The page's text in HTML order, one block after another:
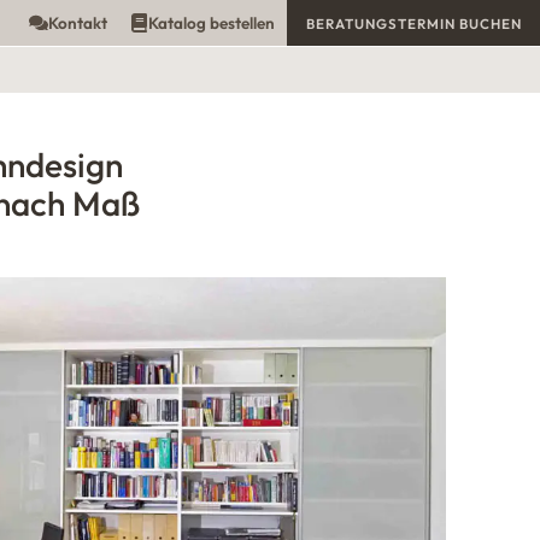
Maß
Kontakt Katalog bestellen BERATUNGSTERMIN BUCHEN